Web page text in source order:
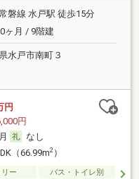
常磐線 水戸駅 徒歩15分
ヶ月 / 9階建
水戸市南町３
円
円
なし
（66.99m2）
ー バス・トイレ別